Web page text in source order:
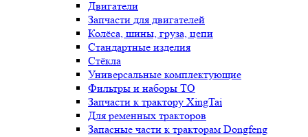
Двигатели
Запчасти для двигателей
Колёса, шины, груза, цепи
Стандартные изделия
Стёкла
Универсальные комплектующие
Фильтры и наборы ТО
Запчасти к трактору XingTai
Для ременных тракторов
Запасные части к тракторам Dongfeng